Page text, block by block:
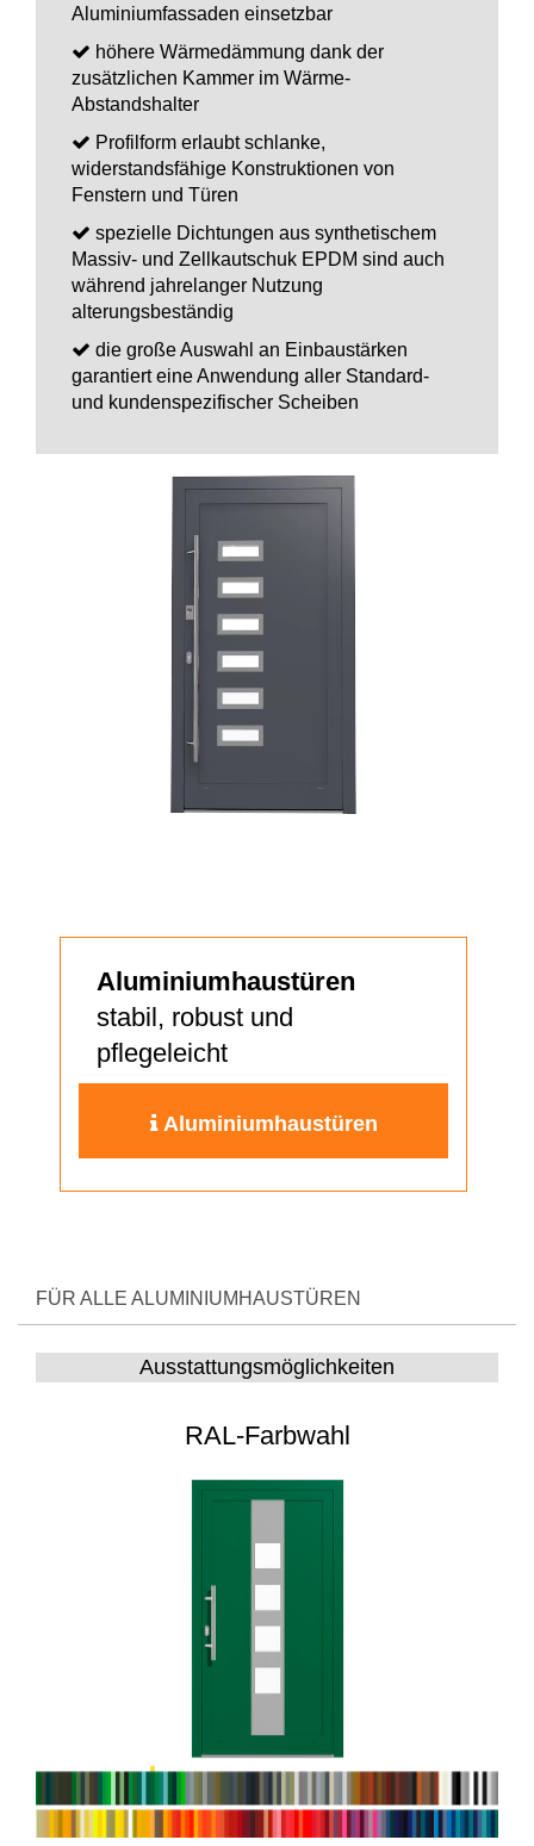
Aluminiumfassaden einsetzbar
höhere Wärmedämmung dank der
zusätzlichen Kammer im Wärme-
Abstandshalter
Profilform erlaubt schlanke,
widerstandsfähige Konstruktionen von
Fenstern und Türen
spezielle Dichtungen aus synthetischem
Massiv- und Zellkautschuk EPDM sind auch
während jahrelanger Nutzung
alterungsbeständig
die große Auswahl an Einbaustärken
garantiert eine Anwendung aller Standard-
und kundenspezifischer Scheiben
Aluminiumhaustüren
stabil, robust und
pflegeleicht
Aluminiumhaustüren
FÜR ALLE ALUMINIUMHAUSTÜREN
Ausstattungsmöglichkeiten
RAL-Farbwahl